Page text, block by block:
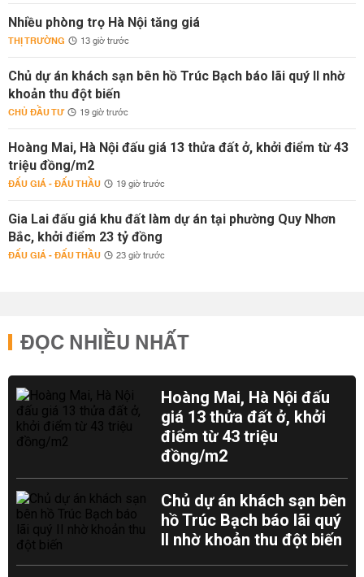
Nhiều phòng trọ Hà Nội tăng giá
THỊ TRƯỜNG 13 giờ trước
Chủ dự án khách sạn bên hồ Trúc Bạch báo lãi quý II nhờ
khoản thu đột biến
CHỦ ĐẦU TƯ 19 giờ trước
Hoàng Mai, Hà Nội đấu giá 13 thửa đất ở, khởi điểm từ 43
triệu đồng/m2
ĐẤU GIÁ - ĐẤU THẦU 19 giờ trước
Gia Lai đấu giá khu đất làm dự án tại phường Quy Nhơn
Bắc, khởi điểm 23 tỷ đồng
ĐẤU GIÁ - ĐẤU THẦU 23 giờ trước
ĐỌC NHIỀU NHẤT
Hoàng Mai, Hà Nội đấu
giá 13 thửa đất ở, khởi
điểm từ 43 triệu
đồng/m2
Chủ dự án khách sạn bên
hồ Trúc Bạch báo lãi quý
II nhờ khoản thu đột biến